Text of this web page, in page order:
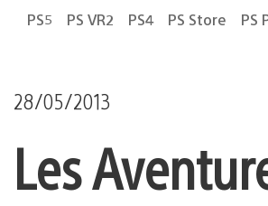
PS5 PS VR2 PS4 PS Store PS
28/05/2013
Les